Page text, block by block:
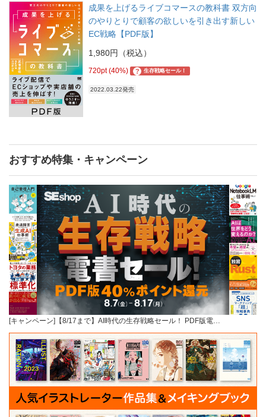
成果を上げるライブコマースの教科書 双方向
のやりとりで顧客の欲しいを引き出す新しい
EC戦略【PDF版】
1,980円（税込）
720pt (40%) ? 生存戦略セール！
2022.03.22発売
おすすめ特集・キャンペーン
[キャンペーン]【8/17まで】AI時代の生存戦略セール！ PDF版電…